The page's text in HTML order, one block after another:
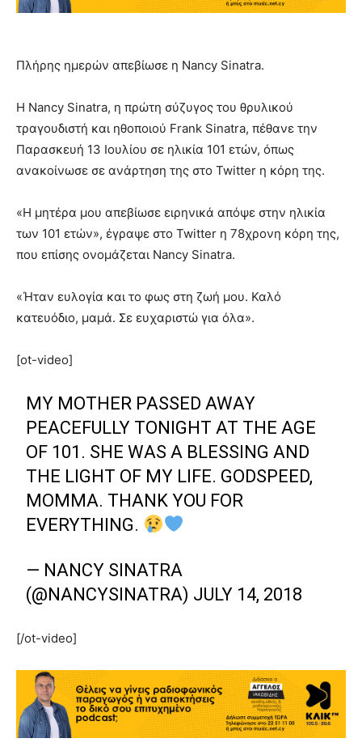
Πλήρης ημερών απεβίωσε η Nancy Sinatra.
Η Nancy Sinatra, η πρώτη σύζυγος του θρυλικού
τραγουδιστή και ηθοποιού Frank Sinatra, πέθανε την
Παρασκευή 13 Ιουλίου σε ηλικία 101 ετών, όπως
ανακοίνωσε σε ανάρτηση της στο Twitter η κόρη της.
«Η μητέρα μου απεβίωσε ειρηνικά απόψε στην ηλικία
των 101 ετών», έγραψε στο Twitter η 78χρονη κόρη της,
που επίσης ονομάζεται Nancy Sinatra.
«Ήταν ευλογία και το φως στη ζωή μου. Καλό
κατευόδιο, μαμά. Σε ευχαριστώ για όλα».
[ot-video]
MY MOTHER PASSED AWAY
PEACEFULLY TONIGHT AT THE AGE
OF 101. SHE WAS A BLESSING AND
THE LIGHT OF MY LIFE. GODSPEED,
MOMMA. THANK YOU FOR
EVERYTHING.
— NANCY SINATRA
(@NANCYSINATRA) JULY 14, 2018
[/ot-video]